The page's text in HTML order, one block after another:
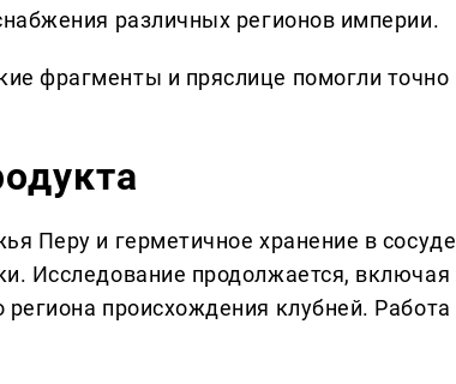
различных регионов империи.
фрагменты и пряслице помогли точно
Перу и герметичное хранение в сосуде
Исследование продолжается, включая
происхождения клубней. Работа